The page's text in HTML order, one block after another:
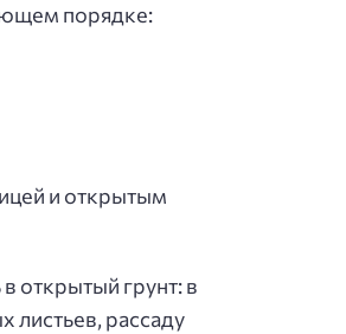
порядке:
и открытым
открытый грунт: в
листьев, рассаду